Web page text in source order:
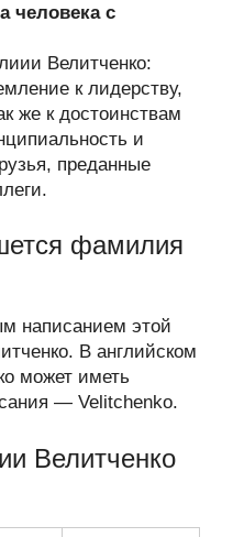
человека с
Велитченко:
к лидерству,
же к достоинствам
и
преданные
фамилия
написанием этой
В английском
может иметь
— Velitchenko.
Велитченко